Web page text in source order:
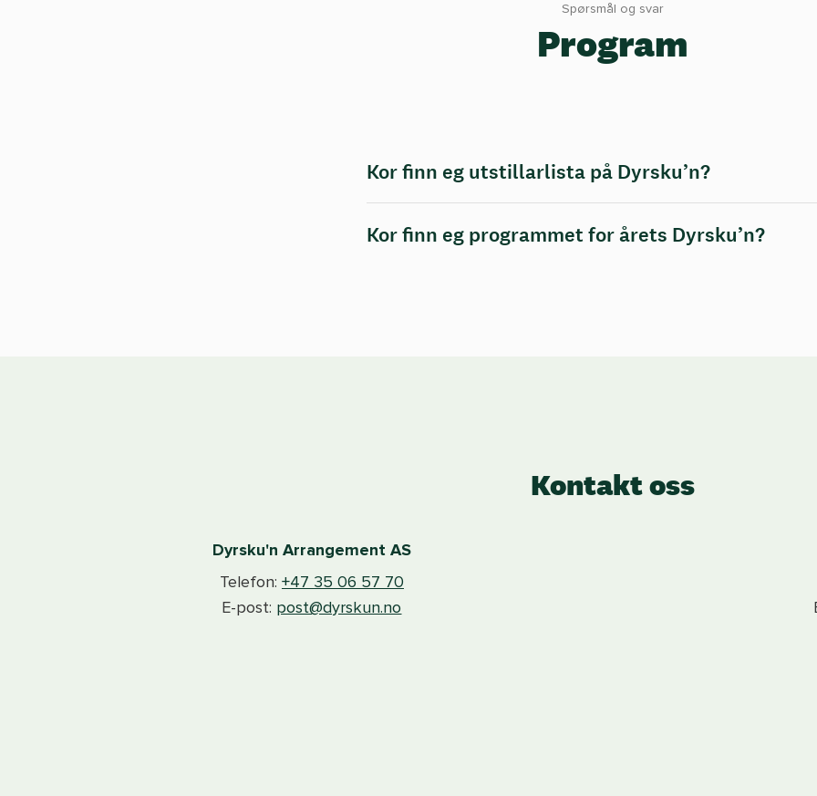
Spørsmål og svar
Program
Kor finn eg utstillarlista på Dyrsku’n?
Kor finn eg programmet for årets Dyrsku’n?
Kontakt oss
Dyrsku'n Arrangement AS
Telefon: +47 35 06 57 70
E-post: post@dyrskun.no